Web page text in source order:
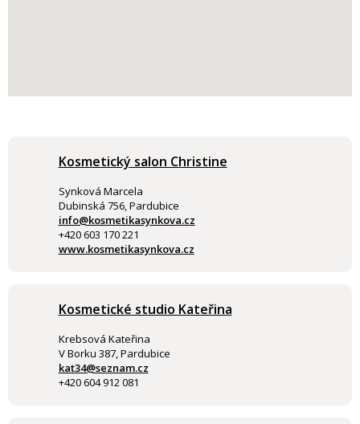
Kosmetický salon Christine
Synková Marcela
Dubinská 756, Pardubice
info@kosmetikasynkova.cz
+420 603 170 221
www.kosmetikasynkova.cz
Kosmetické studio Kateřina
Krebsová Kateřina
V Borku 387, Pardubice
kat34@seznam.cz
+420 604 912 081